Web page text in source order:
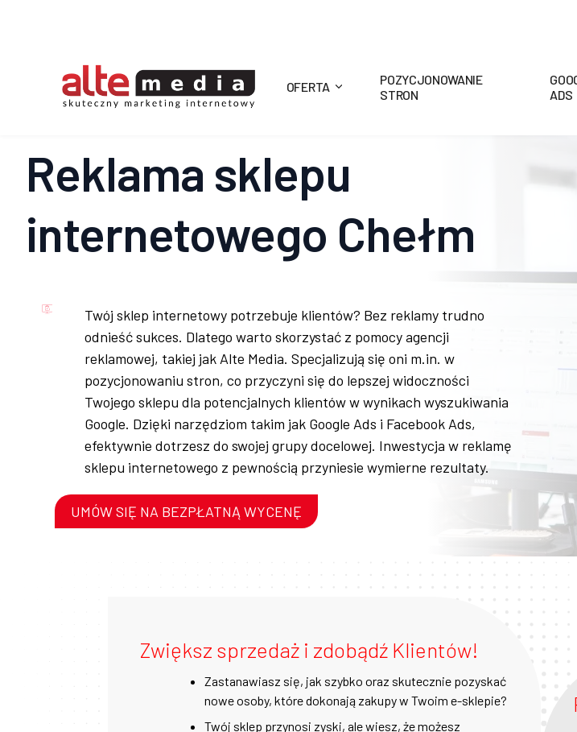
Media
OFERTA
POZYCJONOWANIE
STRON
ADS
Reklama sklepu
internetowego Chełm
Twój sklep internetowy potrzebuje klientów? Bez reklamy trudno
odnieść sukces. Dlatego warto skorzystać z pomocy agencji
reklamowej, takiej jak Alte Media. Specjalizują się oni m.in. w
pozycjonowaniu stron, co przyczyni się do lepszej widoczności
Twojego sklepu dla potencjalnych klientów w wynikach wyszukiwania
Google. Dzięki narzędziom takim jak Google Ads i Facebook Ads,
efektywnie dotrzesz do swojej grupy docelowej. Inwestycja w reklamę
sklepu internetowego z pewnością przyniesie wymierne rezultaty.
UMÓW SIĘ NA BEZPŁATNĄ WYCENĘ
Zwiększ sprzedaż i zdobądź Klientów!
Zastanawiasz się, jak szybko oraz skutecznie pozyskać
nowe osoby, które dokonają zakupy w Twoim e-sklepie?
Twój sklep przynosi zyski, ale wiesz, że możesz